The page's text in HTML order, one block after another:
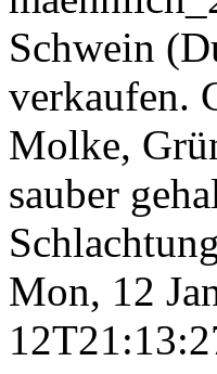
Schwein
verkaufen.
Molke,
sauber
Mon, 12